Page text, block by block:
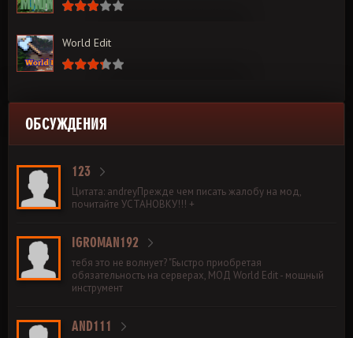
World Edit
ОБСУЖДЕНИЯ
123
Цитата: andreyПрежде чем писать жалобу на мод,
почитайте УСТАНОВКУ!!! +
IGROMAN192
тебя это не волнует? "Быстро приобретая
обязательность на серверах, МОД World Edit - мощный
инструмент
AND111